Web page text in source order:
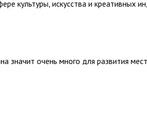
культуры, искусства и креативных
значит очень много для развития